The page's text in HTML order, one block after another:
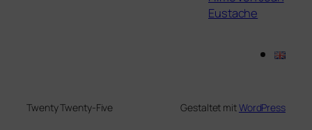
Eustache
Twenty Twenty-Five Gestaltet mitWordPress